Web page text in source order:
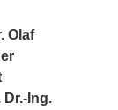
Olaf
Dr.-Ing.